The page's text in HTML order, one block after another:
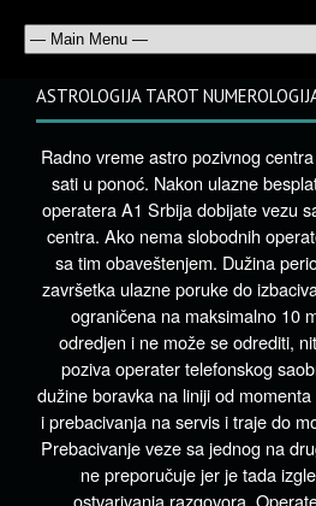
ASTROLOGIJA TAROT
Radno vreme astro pozivnog
sati u ponoć. Nakon ulazne
operatera A1 Srbija dobijate vezu
centra. Ako nema slobodnih
sa tim obaveštenjem. Dužina
završetka ulazne poruke do
ograničena na maksimalno 10
odredjen i ne može se odrediti,
poziva operater telefonskog
dužine boravka na liniji od
i prebacivanja na servis i traje do
Prebacivanje veze sa jednog na
ne preporučuje jer je tada
ostvarivanja razgovora.